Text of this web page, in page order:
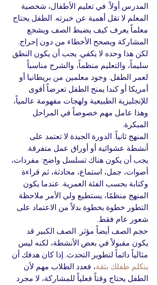
المدرس أولاً. في تعليم الأطفال، شخصية
المعلم لا تقل أهمية عن خبرته. الطفل يحتاج
معلماً يعرف كيف يضبط الصف ويشجع
المشاركة ويصحح الأخطاء من دون إحراج.
لكن هذا وحده لا يكفي. يجب أن يكون النطق
سليماً، والتعليم منظماً، والشرح مناسباً
لعمر الطفل. وجود معلمين من بريطانيا أو
أمريكا أو كندا يمنح الطفل تعرضاً أقوى
للإنجليزية الطبيعية ولهجات مفهومة عالمياً،
وهذا عامل مهم خصوصاً في المراحل
المبكرة.
المنهج ثانياً. الدورة الجيدة لا تعتمد على
أنشطة عشوائية أو أوراق عمل متفرقة.
يجب أن يكون هناك تسلسل واضح: مفردات،
أصوات، جمل، استماع، محادثة، ثم قراءة
وكتابة بحسب الفئة العمرية. عندما يكون
المنهج منظمًا، يستطيع ولي الأمر ملاحظة
التطور خطوة بخطوة بدلاً من الاعتماد على
شعور عام فقط.
حجم الصف أيضاً مؤثر. الصف الكبير قد
يكون مقبولاً في بعض الأنشطة، لكنه ليس
مثالياً دائماً لتطوير التحدث. إذا كان هدفك أن
يتكلم طفلك بثقة، فعدد الطلاب مهم لأن
الطفل يحتاج وقتاً فعلياً للمشاركة، لا مجرد